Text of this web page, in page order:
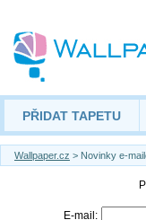
PŘIDAT TAPETU
Wallpaper.cz > Novinky e-